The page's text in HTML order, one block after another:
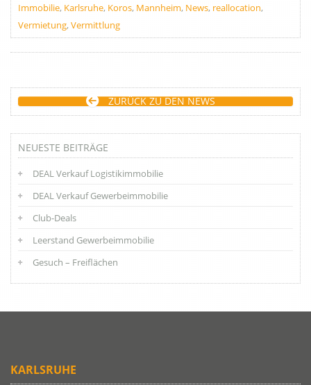
Immobilie, Karlsruhe, Koros, Mannheim, News, reallocation,
Vermietung, Vermittlung
ZURÜCK ZU DEN NEWS
NEUESTE BEITRÄGE
DEAL Verkauf Logistikimmobilie
DEAL Verkauf Gewerbeimmobilie
Club-Deals
Leerstand Gewerbeimmobilie
Gesuch – Freiflächen
KARLSRUHE